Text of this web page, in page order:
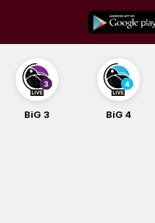
content
BiG 3 BiG 4